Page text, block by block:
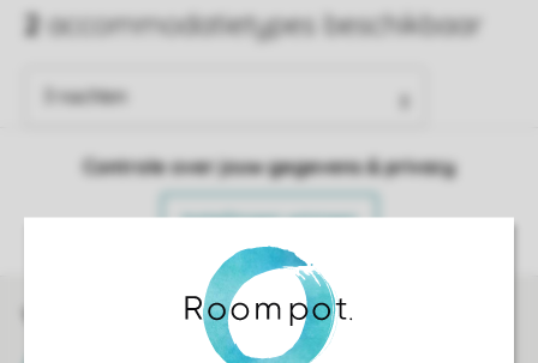
Controle over jouw gegevens & privacy
Instellingen wijzigen
Veilig en snel online boeken